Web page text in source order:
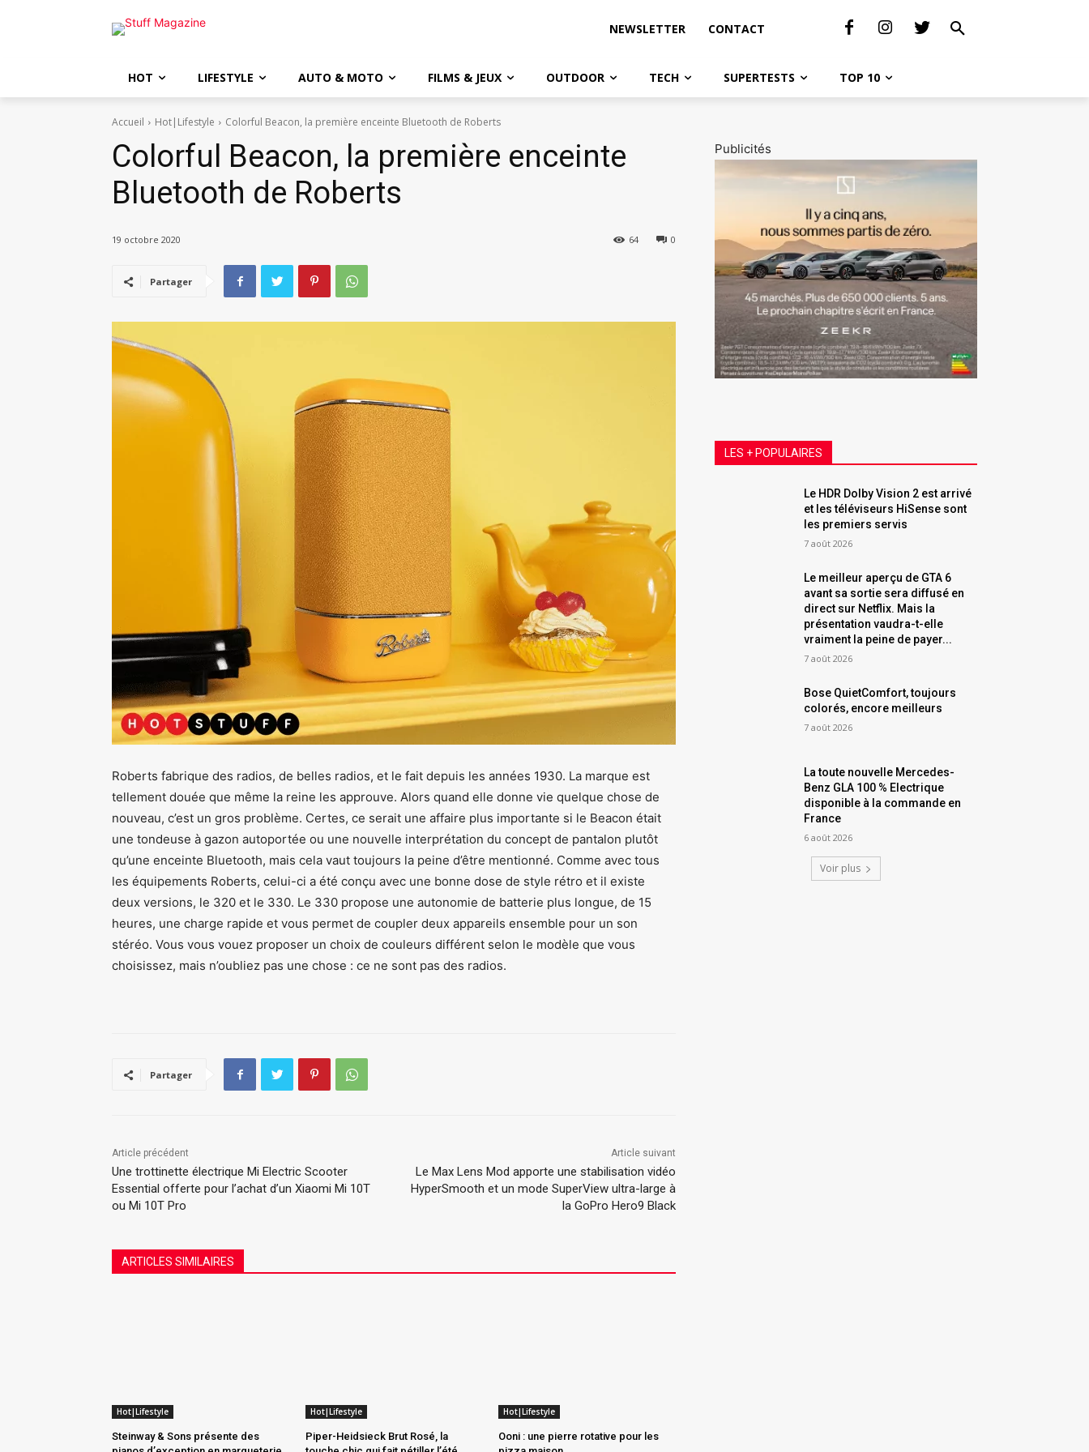
NEWSLETTER CONTACT
HOT LIFESTYLE AUTO & MOTO FILMS & JEUX OUTDOOR TECH SUPERTESTS TOP 10
Accueil Hot|Lifestyle Colorful Beacon, la première enceinte Bluetooth de Roberts
Colorful Beacon, la première enceinte
Bluetooth de Roberts
19 octobre 2020 0
64
Partager
Roberts fabrique des radios, de belles radios, et le fait depuis les années 1930. La marque est
tellement douée que même la reine les approuve. Alors quand elle donne vie quelque chose de
nouveau, c’est un gros problème. Certes, ce serait une affaire plus importante si le Beacon était
une tondeuse à gazon autoportée ou une nouvelle interprétation du concept de pantalon plutôt
qu’une enceinte Bluetooth, mais cela vaut toujours la peine d’être mentionné. Comme avec tous
les équipements Roberts, celui-ci a été conçu avec une bonne dose de style rétro et il existe
deux versions, le 320 et le 330. Le 330 propose une autonomie de batterie plus longue, de 15
heures, une charge rapide et vous permet de coupler deux appareils ensemble pour un son
stéréo. Vous vous vouez proposer un choix de couleurs différent selon le modèle que vous
choisissez, mais n’oubliez pas une chose : ce ne sont pas des radios.
Partager
Article précédent
Une trottinette électrique Mi Electric Scooter
Essential offerte pour l’achat d’un Xiaomi Mi 10T
ou Mi 10T Pro
Article suivant
Le Max Lens Mod apporte une stabilisation vidéo
HyperSmooth et un mode SuperView ultra-large à
la GoPro Hero9 Black
ARTICLES SIMILAIRES
Hot|Lifestyle
Steinway & Sons présente des
Hot|Lifestyle
Piper-Heidsieck Brut Rosé, la
Hot|Lifestyle
Ooni : une pierre rotative pour les
Publicités
LES + POPULAIRES
Le HDR Dolby Vision 2 est arrivé
et les téléviseurs HiSense sont
les premiers servis
7 août 2026
Le meilleur aperçu de GTA 6
avant sa sortie sera diffusé en
direct sur Netflix. Mais la
présentation vaudra-t-elle
vraiment la peine de payer...
7 août 2026
Bose QuietComfort, toujours
colorés, encore meilleurs
7 août 2026
La toute nouvelle Mercedes-
Benz GLA 100 % Electrique
disponible à la commande en
France
6 août 2026
Voir plus